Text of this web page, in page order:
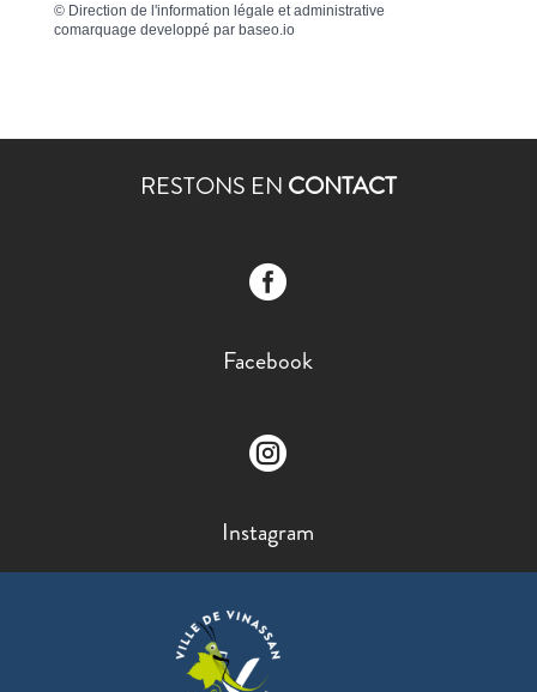
© Direction de l'information légale et administrative
comarquage developpé par baseo.io
RESTONS EN CONTACT

Facebook

Instagram